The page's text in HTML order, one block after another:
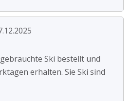
Ski bestellt und
erhalten. Sie Ski sind